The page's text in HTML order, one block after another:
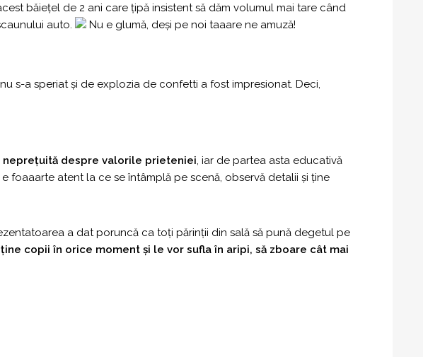
băiețel de 2 ani care țipă insistent să dăm volumul mai tare când
auto.
Nu e glumă, deși pe noi taaare ne amuză!
s-a speriat și de explozia de confetti a fost impresionat. Deci,
despre valorile prieteniei, iar de partea asta educativă
foaaarte atent la ce se întâmplă pe scenă, observă detalii și ține
a dat poruncă ca toți părinții din sală să pună degetul pe
copii în orice moment și le vor sufla în aripi, să zboare cât mai